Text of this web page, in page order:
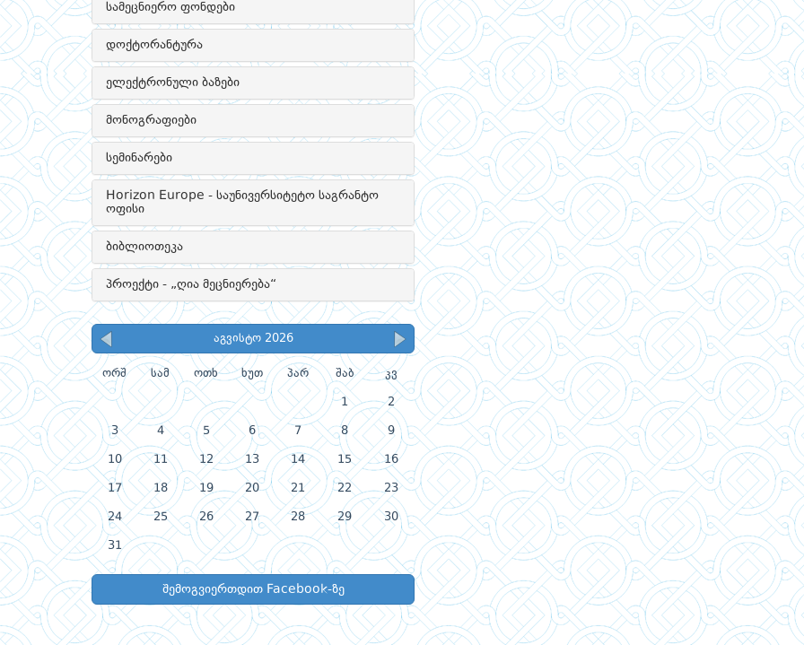
სამეცნიერო ფონდები
დოქტორანტურა
ელექტრონული ბაზები
მონოგრაფიები
სემინარები
Horizon Europe - საუნივერსიტეტო საგრანტო
ოფისი
ბიბლიოთეკა
პროექტი - „ღია მეცნიერება“
აგვისტო 2026
ორშ სამ ოთხ ხუთ პარ შაბ კვ
1 2
3 4 5 6 7 8 9
10 11 12 13 14 15 16
17 18 19 20 21 22 23
24 25 26 27 28 29 30
31
შემოგვიერთდით Facebook-ზე